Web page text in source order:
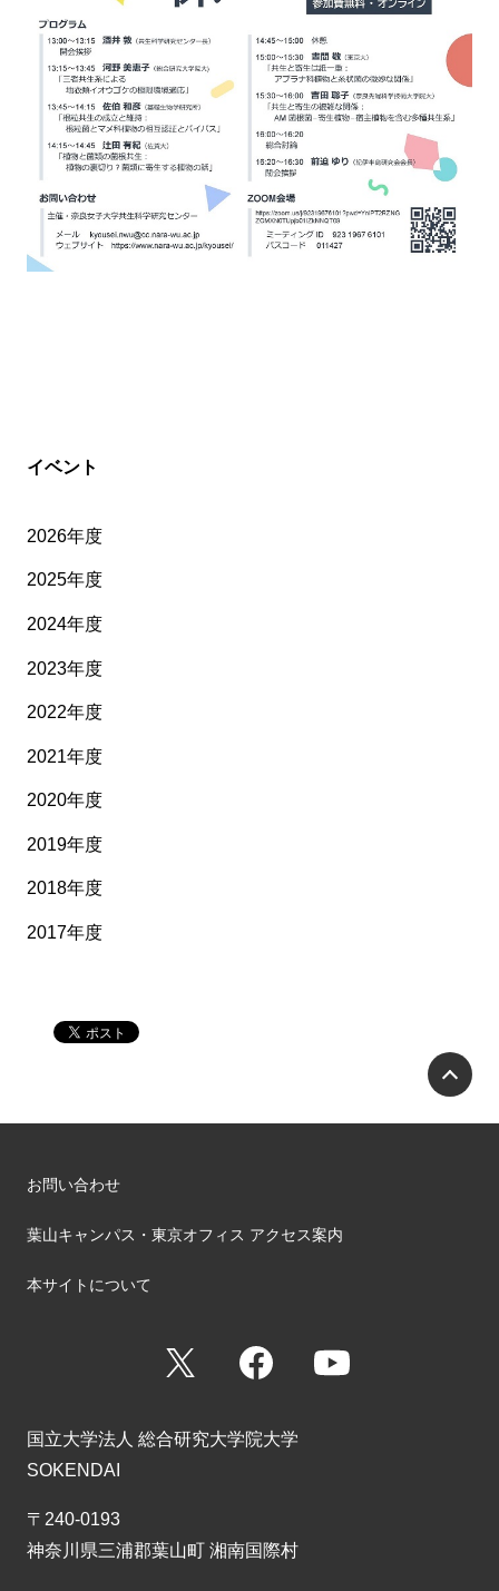
イベント
2026年度
2025年度
2024年度
2023年度
2022年度
2021年度
2020年度
2019年度
2018年度
2017年度
お問い合わせ
葉山キャンパス・東京オフィス アクセス案内
本サイトについて
Facebook
国立大学法人 総合研究大学院大学
SOKENDAI
〒240-0193
神奈川県三浦郡葉山町 湘南国際村